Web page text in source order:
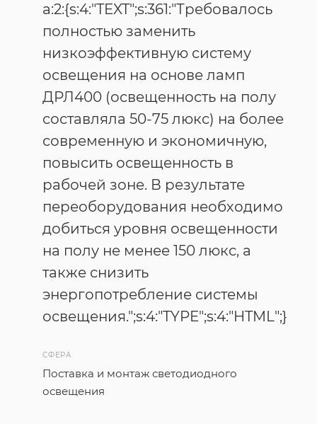
a:2:{s:4:"TEXT";s:361:"Требовалось
полностью заменить
низкоэффективную систему
освещения на основе ламп
ДРЛ400 (освещенность на полу
составляла 50-75 люкс) на более
современную и экономичную,
повысить освещенность в
рабочей зоне. В результате
переоборудования необходимо
добиться уровня освещенности
на полу не менее 150 люкс, а
также снизить
энергопотребление системы
освещения.";s:4:"TYPE";s:4:"HTML";}
СФЕРА
Поставка и монтаж светодиодного
освещения